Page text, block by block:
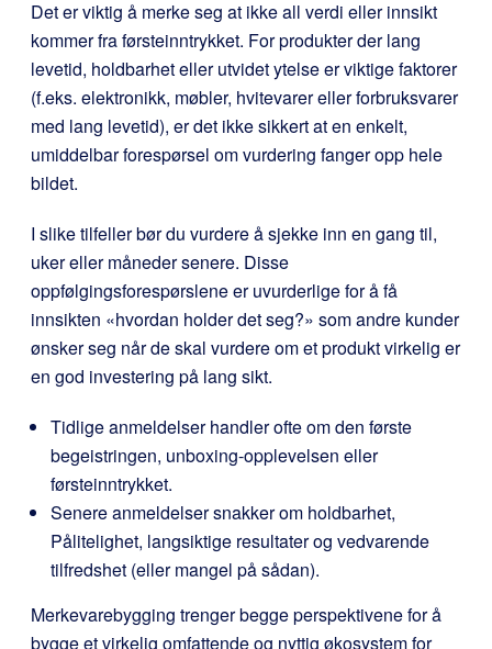
Det er viktig å merke seg at ikke all verdi eller innsikt
kommer fra førsteinntrykket. For produkter der lang
levetid, holdbarhet eller utvidet ytelse er viktige faktorer
(f.eks. elektronikk, møbler, hvitevarer eller forbruksvarer
med lang levetid), er det ikke sikkert at en enkelt,
umiddelbar forespørsel om vurdering fanger opp hele
bildet.
I slike tilfeller bør du vurdere å sjekke inn en gang til,
uker eller måneder senere. Disse
oppfølgingsforespørslene er uvurderlige for å få
innsikten «hvordan holder det seg?» som andre kunder
ønsker seg når de skal vurdere om et produkt virkelig er
en god investering på lang sikt.
Tidlige anmeldelser handler ofte om den første
begeistringen, unboxing-opplevelsen eller
førsteinntrykket.
Senere anmeldelser snakker om holdbarhet,
Pålitelighet, langsiktige resultater og vedvarende
tilfredshet (eller mangel på sådan).
Merkevarebygging trenger begge perspektivene for å
bygge et virkelig omfattende og nyttig økosystem for